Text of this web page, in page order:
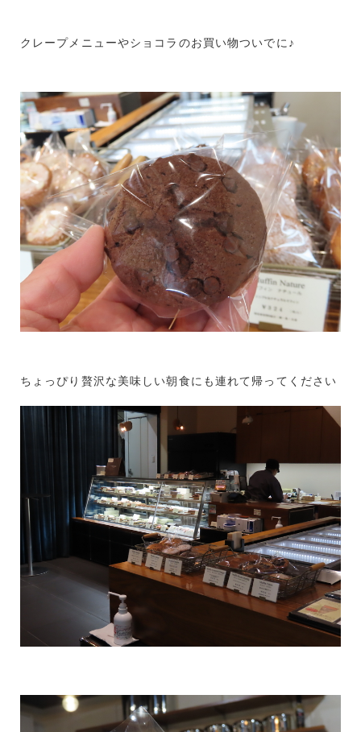
クレープメニューやショコラのお買い物ついでに♪
ちょっぴり贅沢な美味しい朝食にも連れて帰ってください